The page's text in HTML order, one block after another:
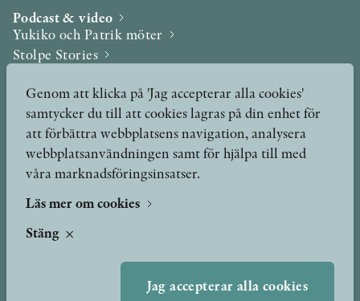
Podcast & video
Yukiko och Patrik möter
Stolpe Stories
Utmärkelser & Format
Utmärkelser
Övriga format
Genom att klicka på 'Jag accepterar alla cookies'
samtycker du till att cookies lagras på din enhet för
att förbättra webbplatsens navigation, analysera
webbplatsanvändningen samt för hjälpa till med
våra marknadsföringsinsatser.
Läs mer om cookies
Stäng
Jag accepterar alla cookies